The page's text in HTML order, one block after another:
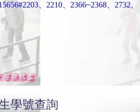
、2210、2366~2368、2732、
學號查詢